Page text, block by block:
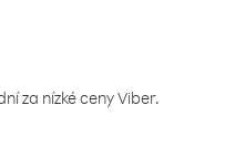
za nízké ceny Viber.